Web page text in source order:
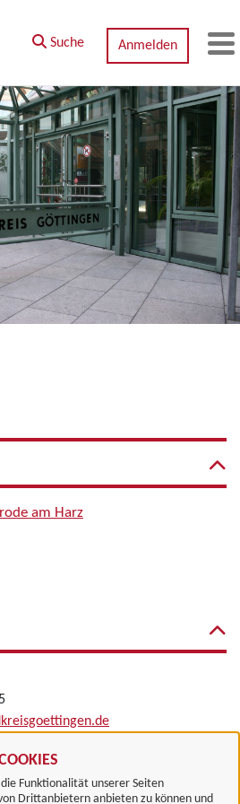
Funktionalität unserer Seiten
Drittanbietern anbieten zu können und
Suche Anmelden
am Harz